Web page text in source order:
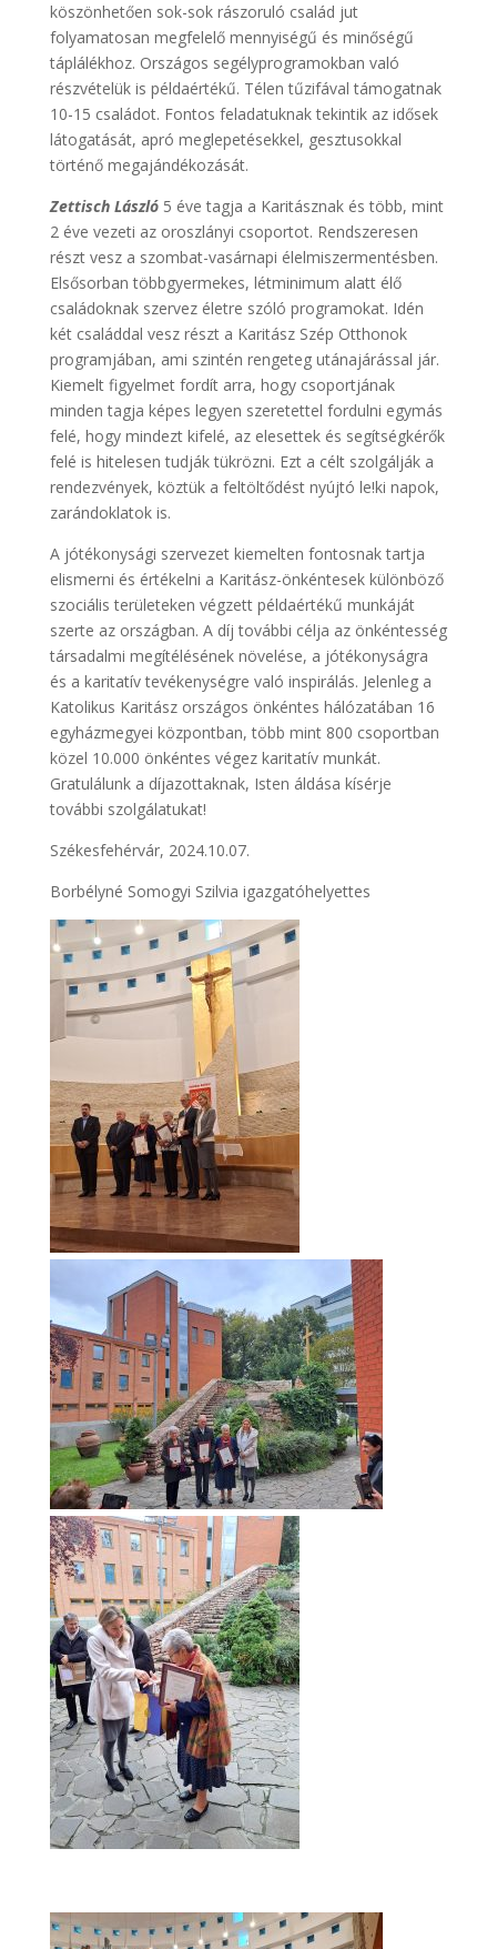
köszönhetően sok-sok rászoruló család jut
folyamatosan megfelelő mennyiségű és minőségű
táplálékhoz. Országos segélyprogramokban való
részvételük is példaértékű. Télen tűzifával támogatnak
10-15 családot. Fontos feladatuknak tekintik az idősek
látogatását, apró meglepetésekkel, gesztusokkal
történő megajándékozását.
Zettisch László5 éve tagja a Karitásznak és több, mint
2 éve vezeti az oroszlányi csoportot. Rendszeresen
részt vesz a szombat-vasárnapi élelmiszermentésben.
Elsősorban többgyermekes, létminimum alatt élő
családoknak szervez életre szóló programokat. Idén
két családdal vesz részt a Karitász Szép Otthonok
programjában, ami szintén rengeteg utánajárással jár.
Kiemelt figyelmet fordít arra, hogy csoportjának
minden tagja képes legyen szeretettel fordulni egymás
felé, hogy mindezt kifelé, az elesettek és segítségkérők
felé is hitelesen tudják tükrözni. Ezt a célt szolgálják a
rendezvények, köztük a feltöltődést nyújtó le!ki napok,
zarándoklatok is.
A jótékonysági szervezet kiemelten fontosnak tartja
elismerni és értékelni a Karitász-önkéntesek különböző
szociális területeken végzett példaértékű munkáját
szerte az országban. A díj további célja az önkéntesség
társadalmi megítélésének növelése, a jótékonyságra
és a karitatív tevékenységre való inspirálás. Jelenleg a
Katolikus Karitász országos önkéntes hálózatában 16
egyházmegyei központban, több mint 800 csoportban
közel 10.000 önkéntes végez karitatív munkát.
Gratulálunk a díjazottaknak, Isten áldása kísérje
további szolgálatukat!
Székesfehérvár, 2024.10.07.
Borbélyné Somogyi Szilvia igazgatóhelyettes